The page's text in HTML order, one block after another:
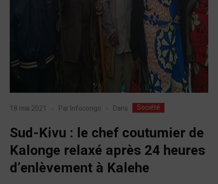
18 mai 2021 Par Infocongo Dans Société
Sud-Kivu : le chef coutumier de
Kalonge relaxé après 24 heures
d’enlèvement à Kalehe